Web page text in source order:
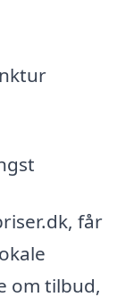
får
om tilbud,